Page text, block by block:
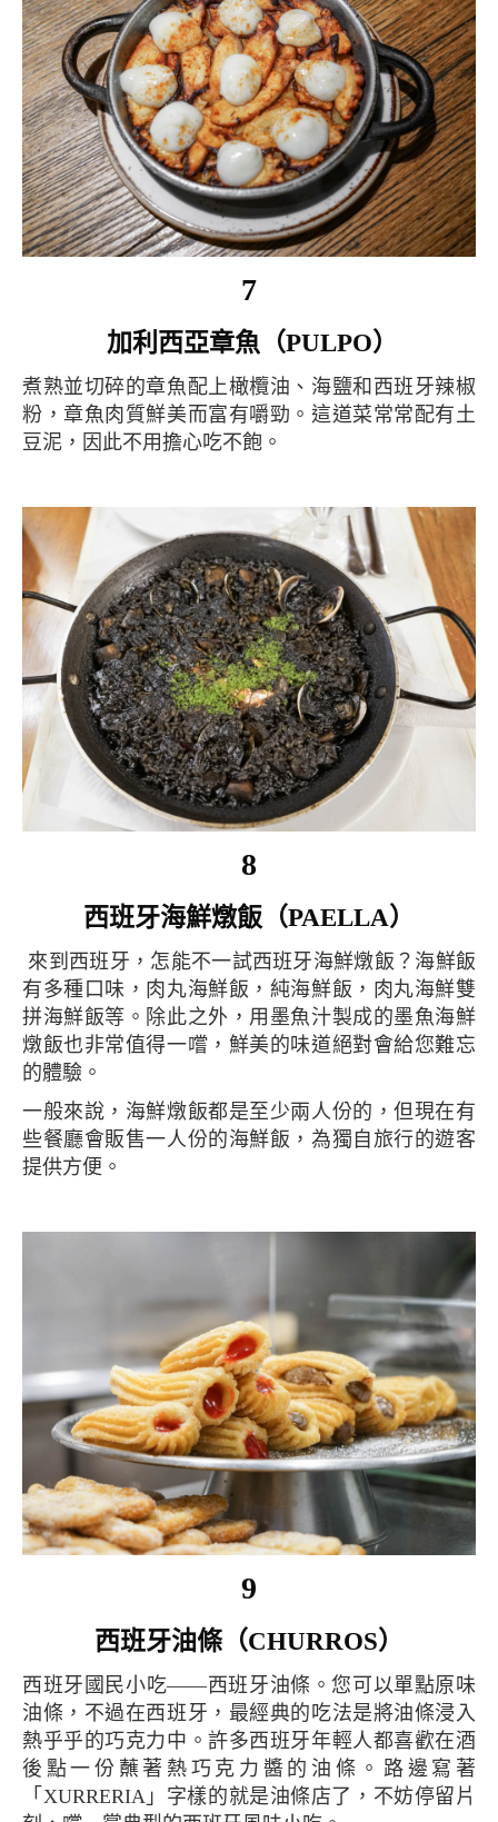
7
加利西亞章魚（PULPO）
煮熟並切碎的章魚配上橄欖油、海鹽和西班牙辣椒
粉，章魚肉質鮮美而富有嚼勁。這道菜常常配有土
豆泥，因此不用擔心吃不飽。
8
西班牙海鮮燉飯（PAELLA）
來到西班牙，怎能不一試西班牙海鮮燉飯？海鮮飯
有多種口味，肉丸海鮮飯，純海鮮飯，肉丸海鮮雙
拼海鮮飯等。除此之外，用墨魚汁製成的墨魚海鮮
燉飯也非常值得一嚐，鮮美的味道絕對會給您難忘
的體驗。
一般來說，海鮮燉飯都是至少兩人份的，但現在有
些餐廳會販售一人份的海鮮飯，為獨自旅行的遊客
提供方便。
9
西班牙油條（CHURROS）
西班牙國民小吃——西班牙油條。您可以單點原味
油條，不過在西班牙，最經典的吃法是將油條浸入
熱乎乎的巧克力中。許多西班牙年輕人都喜歡在酒
後點一份蘸著熱巧克力醬的油條。路邊寫著
「XURRERIA」字樣的就是油條店了，不妨停留片